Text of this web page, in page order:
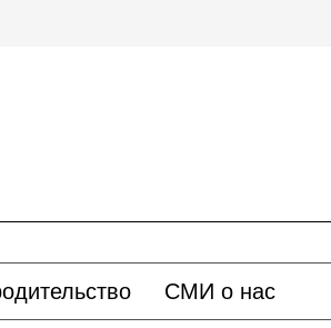
СМИ о нас